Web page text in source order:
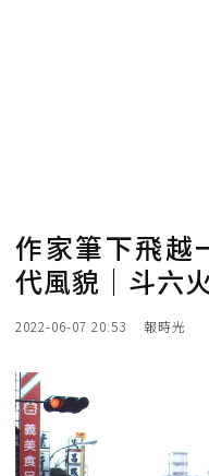
作家筆下飛越
代風貌｜斗六
2022-06-07 20:53 報時光